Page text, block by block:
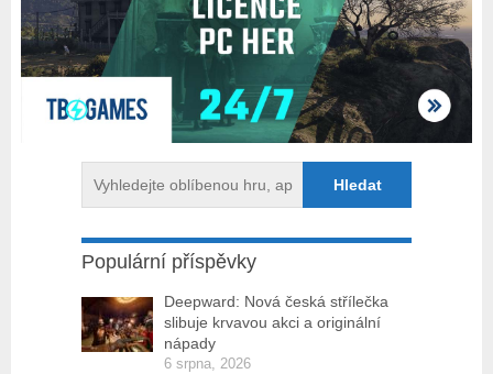
Populární příspěvky
Deepward: Nová česká střílečka
slibuje krvavou akci a originální
nápady
6 srpna, 2026